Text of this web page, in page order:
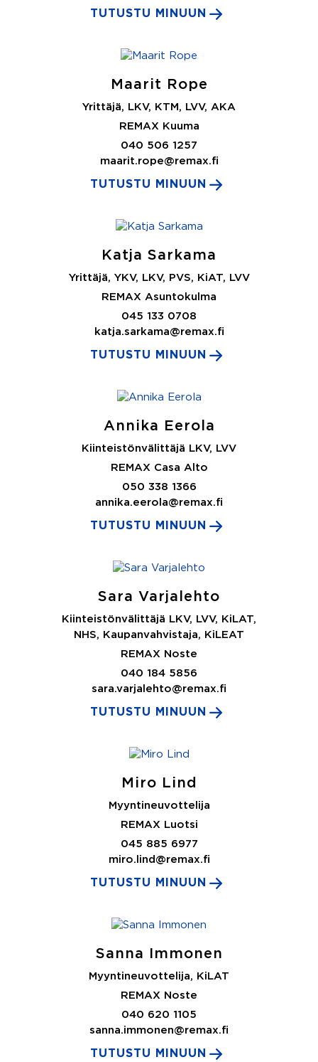
TUTUSTU MINUUN
Maarit Rope
Yrittäjä, LKV, KTM, LVV, AKA
REMAX Kuuma
040 506 1257
maarit.rope@remax.fi
TUTUSTU MINUUN
Katja Sarkama
Yrittäjä, YKV, LKV, PVS, KiAT, LVV
REMAX Asuntokulma
045 133 0708
katja.sarkama@remax.fi
TUTUSTU MINUUN
Annika Eerola
Kiinteistönvälittäjä LKV, LVV
REMAX Casa Alto
050 338 1366
annika.eerola@remax.fi
TUTUSTU MINUUN
Sara Varjalehto
Kiinteistönvälittäjä LKV, LVV, KiLAT,
NHS, Kaupanvahvistaja, KiLEAT
REMAX Noste
040 184 5856
sara.varjalehto@remax.fi
TUTUSTU MINUUN
Miro Lind
Myyntineuvottelija
REMAX Luotsi
045 885 6977
miro.lind@remax.fi
TUTUSTU MINUUN
Sanna Immonen
Myyntineuvottelija, KiLAT
REMAX Noste
040 620 1105
sanna.immonen@remax.fi
TUTUSTU MINUUN